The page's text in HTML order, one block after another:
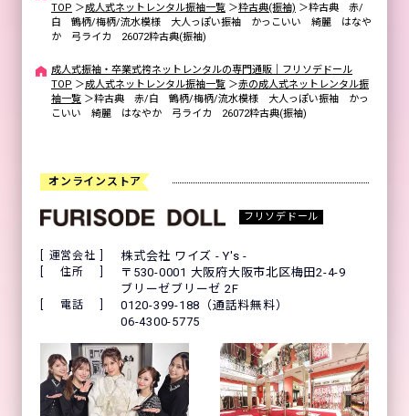
TOP ＞成人式ネットレンタル振袖一覧 ＞粋古典(振袖) ＞粋古典 赤/
白 鶴柄/梅柄/流水模様 大人っぽい振袖 かっこいい 綺麗 はなや
か 弓ライカ 26072粋古典(振袖)
成人式振袖・卒業式袴ネットレンタルの専門通販｜フリソデドール
TOP ＞成人式ネットレンタル振袖一覧 ＞赤の成人式ネットレンタル振
袖一覧 ＞粋古典 赤/白 鶴柄/梅柄/流水模様 大人っぽい振袖 かっ
こいい 綺麗 はなやか 弓ライカ 26072粋古典(振袖)
オンラインストア
フリソデドール
運営会社 株式会社 ワイズ - Y's -
住所
〒530-0001 大阪府大阪市北区梅田2-4-9
ブリーゼブリーゼ 2F
電話
0120-399-188（通話料無料）
06-4300-5775